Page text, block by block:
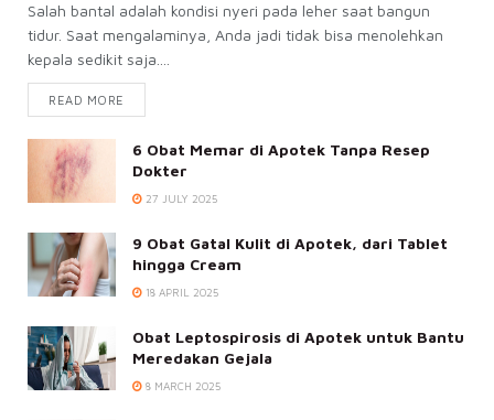
Salah bantal adalah kondisi nyeri pada leher saat bangun
tidur. Saat mengalaminya, Anda jadi tidak bisa menolehkan
kepala sedikit saja....
READ MORE
6 Obat Memar di Apotek Tanpa Resep
Dokter
27 JULY 2025
9 Obat Gatal Kulit di Apotek, dari Tablet
hingga Cream
18 APRIL 2025
Obat Leptospirosis di Apotek untuk Bantu
Meredakan Gejala
8 MARCH 2025